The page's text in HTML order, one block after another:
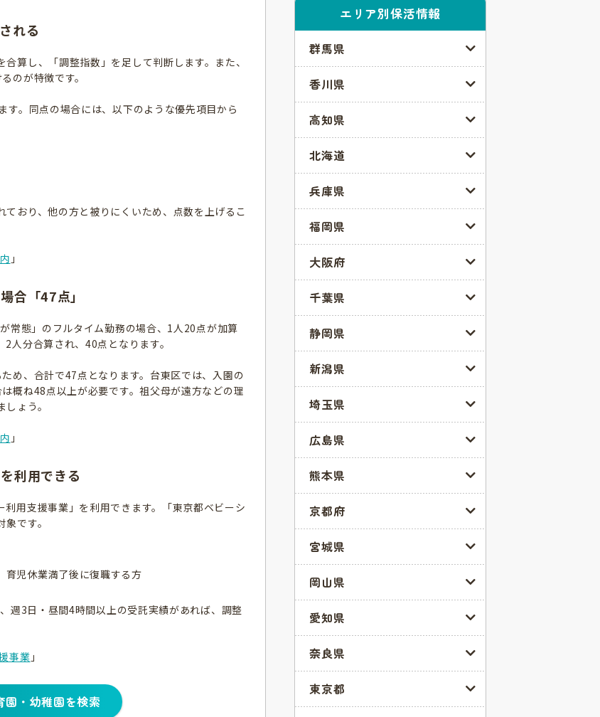
れる
算し、「調整指数」を足して判断します。また、
のが特徴です。
。同点の場合には、以下のような優先項目から
おり、他の方と被りにくいため、点数を上げるこ
」
合「47点」
常態」のフルタイム勤務の場合、1人20点が加算
人分合算され、40点となります。
め、合計で47点となります。台東区では、入園の
概ね48点以上が必要です。祖父母が遠方などの理
ょう。
」
利用できる
用支援事業」を利用できます。「東京都ベビーシ
です。
育児休業満了後に復職する方
週3日・昼間4時間以上の受託実績があれば、調整
事業 」
園・幼稚園を検索
エリア別保活情報
群馬県
香川県
高知県
北海道
兵庫県
福岡県
大阪府
千葉県
静岡県
新潟県
埼玉県
広島県
熊本県
京都府
宮城県
岡山県
愛知県
奈良県
東京都